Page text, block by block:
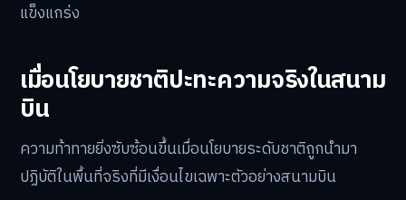
แข็งแกร่ง
เมื่อนโยบายชาติปะทะความจริงในสนาม
บิน
ความท้าทายยิ่งซับซ้อนขึ้นเมื่อนโยบายระดับชาติถูกนำมา
ปฏิบัติในพื้นที่จริงที่มีเงื่อนไขเฉพาะตัวอย่างสนามบิน